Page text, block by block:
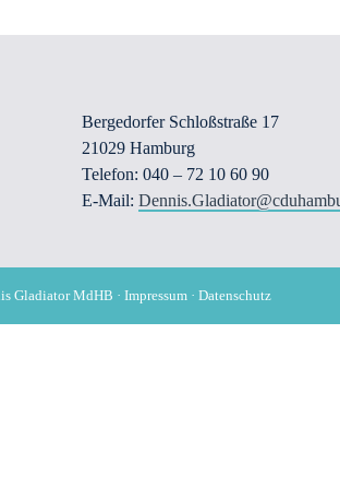
Bergedorfer Schloßstraße 17
21029 Hamburg
Telefon: 040 – 72 10 60 90
E-Mail:
Gladiator MdHB · Impressum· Datenschutz